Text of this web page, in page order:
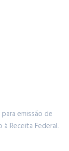
emissão de
Receita Federal.